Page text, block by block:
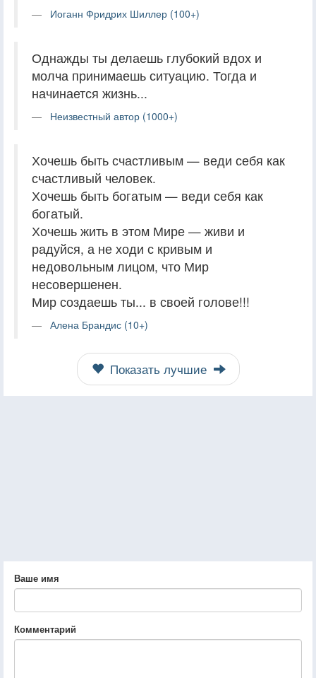
Иоганн Фридрих Шиллер (100+)
Однажды ты делаешь глубокий вдох и
молча принимаешь ситуацию. Тогда и
начинается жизнь...
Неизвестный автор (1000+)
Хочешь быть счастливым — веди себя как
счастливый человек.
Хочешь быть богатым — веди себя как
богатый.
Хочешь жить в этом Мире — живи и
радуйся, а не ходи с кривым и
недовольным лицом, что Мир
несовершенен.
Мир создаешь ты... в своей голове!!!
Алена Брандис (10+)
Показать лучшие
Ваше имя
Комментарий